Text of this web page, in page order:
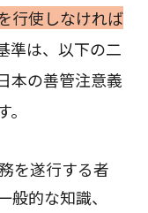
行使しなければ
準は、以下の二
本の善管注意義
を遂行する者
般的な知識、